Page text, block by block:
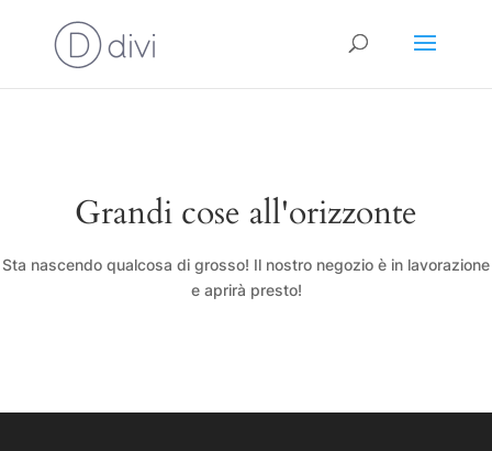
Grandi cose all'orizzonte
Sta nascendo qualcosa di grosso! Il nostro negozio è in lavorazione
e aprirà presto!